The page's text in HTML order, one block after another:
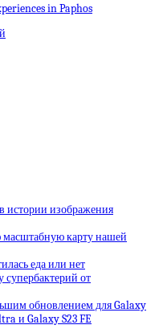
in Paphos
истории изображения
карту нашей
еда или нет
от
обновлением для Galaxy
и Galaxy S23 FE